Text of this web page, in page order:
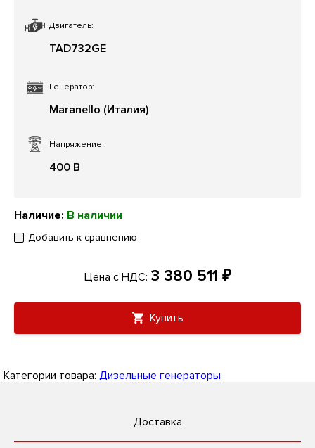
Двигатель:
TAD732GE
Напряжение :
400 В
Генератор:
Maranello (Италия)
Наличие: В наличии
Добавить к сравнению
Цена с НДС: 3 380 511 ₽
Купить
Категории товара: Дизельные генераторы
Доставка